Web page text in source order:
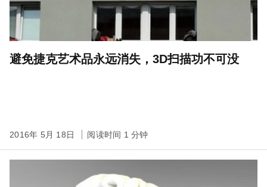
避免捷克艺术品永远消失，3D扫描功不可没
2016年 5月 18日 阅读时间 1 分钟